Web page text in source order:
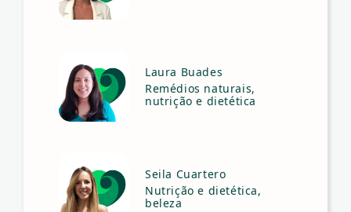
Laura Buades
Remédios naturais,
nutrição e dietética
Seila Cuartero
Nutrição e dietética,
beleza